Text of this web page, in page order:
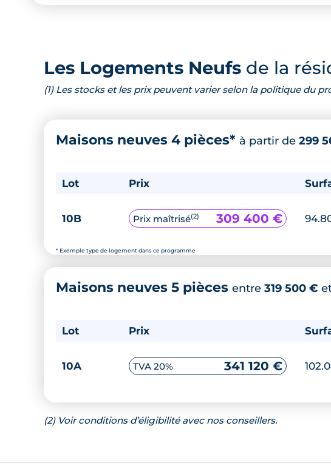
Les Logements Neufs de la
(1) Les stocks et les prix peuvent varier selon la politique du
Maisons neuves 4 pièces* à partir de 299
* Exemple type de logement dans ce programme
Lot Prix
10B Prix maîtrisé(2) 309 400 €
Maisons neuves 5 pièces entre 319 500 €
Lot Prix
10A TVA 20% 341 120 €
(2) Voir conditions d’éligibilité avec nos conseillers.